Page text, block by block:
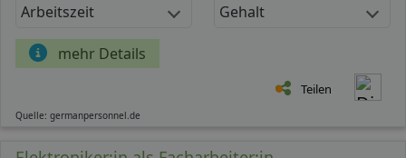
Arbeitszeit Gehalt
mehr Details
Teilen
Quelle: germanpersonnel.de